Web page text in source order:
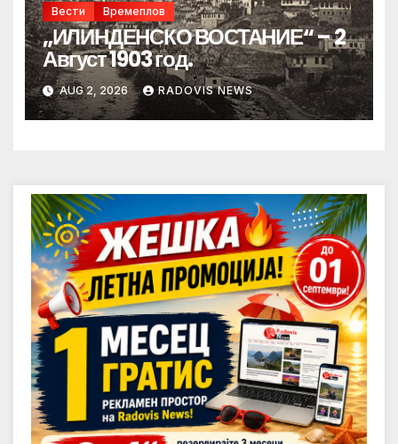
Вести Времеплов
„ИЛИНДЕНСКО ВОСТАНИЕ“ – 2
Август 1903 год.
AUG 2, 2026 RADOVIS NEWS